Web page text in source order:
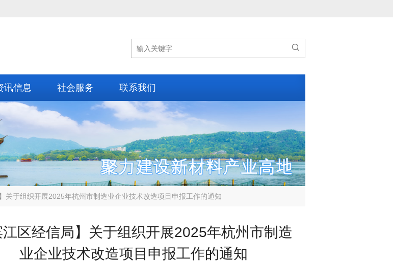

讯信息 社会服务 联系我们
关于组织开展2025年杭州市制造业企业技术改造项目申报工作的通知
江区经信局】关于组织开展2025年杭州市制造
业企业技术改造项目申报工作的通知